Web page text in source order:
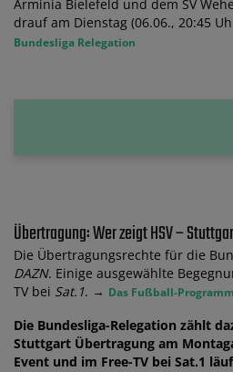
Arminia Bielefeld und dem SV
drauf am Dienstag (06.06., 20:45
Bundesliga Relegation
Übertragung: Wer zeigt HSV –
Die Übertragungsrechte für die
DAZN. Einige ausgewählte
TV bei Sat.1. → Das Fußball-
Die Bundesliga-Relegation zählt
Stuttgart Übertragung am
Event und im Free-TV bei Sat.1